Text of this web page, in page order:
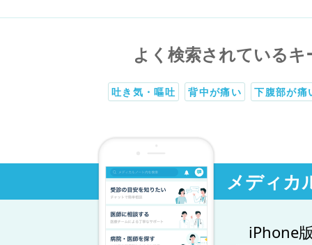
よく検索されているキ
吐き気・嘔吐 背中が痛い 下腹部が痛
メディカ
iPhone